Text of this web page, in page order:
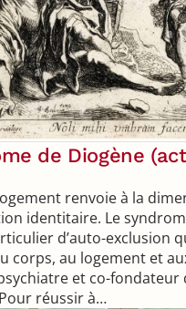
de Diogène
renvoie à la
identitaire. Le
d’auto-exclusion
corps, au logement et
et co-fondateur
réussir à…